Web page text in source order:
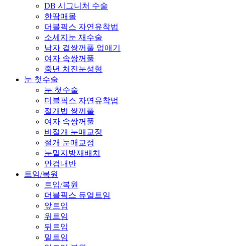
DB 시그니처 수술
한땀매몰
더블픽스 자연유착법
소세지눈 재수술
남자 겉쌍꺼풀 없애기
여자 속쌍꺼풀
중년 처진눈성형
눈 첫수술
눈 첫수술
더블픽스 자연유착법
절개법 쌍꺼풀
여자 속쌍꺼풀
비절개 눈매교정
절개 눈매교정
눈밑지방재배치
안검내반
트임/복원
트임/복원
더블픽스 듀얼트임
앞트임
위트임
뒤트임
밑트임